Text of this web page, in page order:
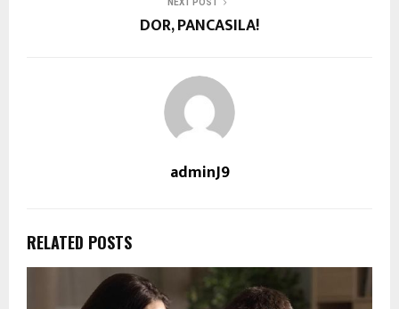
DOR, PANCASILA!
adminJ9
RELATED POSTS